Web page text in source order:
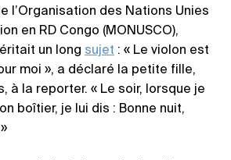
l’Organisation des Nations Unies
en RD Congo (MONUSCO),
un long sujet : « Le violon est
moi », a déclaré la petite fille,
à la reporter. « Le soir, lorsque je
boîtier, je lui dis : Bonne nuit,